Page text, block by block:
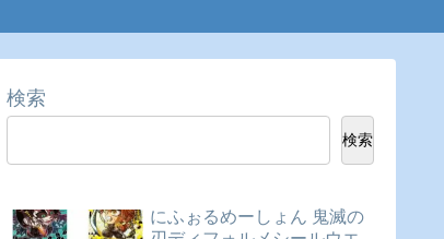
検索
検索
にふぉるめーしょん 鬼滅の